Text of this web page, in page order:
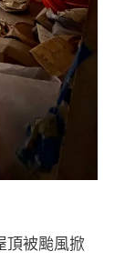
頂被颱風掀